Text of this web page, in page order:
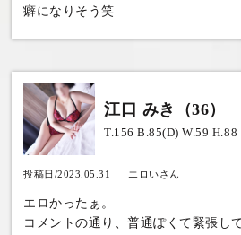
癖になりそう笑
江口 みき（36）
T.156 B.85(D) W.59 H.88
投稿日/2023.05.31 エロいさん
エロかったぁ。
コメントの通り、普通ぽくて緊張し